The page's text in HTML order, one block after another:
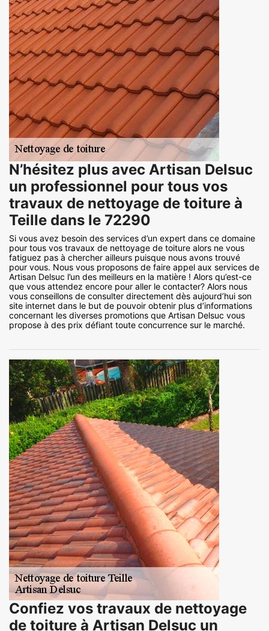
N’hésitez plus avec Artisan Delsuc
un professionnel pour tous vos
travaux de nettoyage de toiture à
Teille dans le 72290
Si vous avez besoin des services d’un expert dans ce domaine
pour tous vos travaux de nettoyage de toiture alors ne vous
fatiguez pas à chercher ailleurs puisque nous avons trouvé
pour vous. Nous vous proposons de faire appel aux services de
Artisan Delsuc l’un des meilleurs en la matière ! Alors qu’est-ce
que vous attendez encore pour aller le contacter? Alors nous
vous conseillons de consulter directement dès aujourd’hui son
site internet dans le but de pouvoir obtenir plus d’informations
concernant les diverses promotions que Artisan Delsuc vous
propose à des prix défiant toute concurrence sur le marché.
Confiez vos travaux de nettoyage
de toiture à Artisan Delsuc un